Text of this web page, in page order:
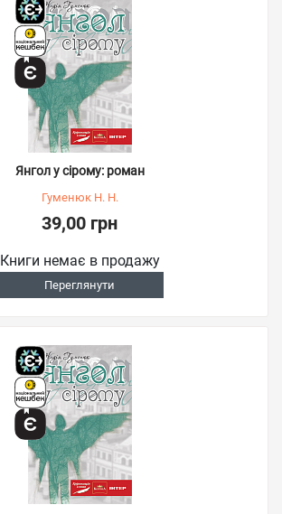
Янгол у сірому: роман
Гуменюк Н. Н.
39,00 грн
Книги немає в продажу
Переглянути